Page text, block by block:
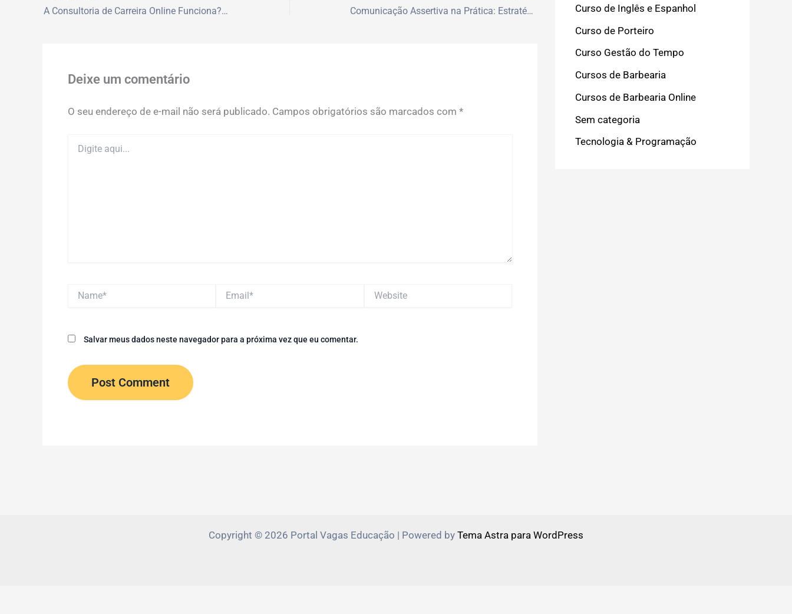
A Consultoria de Carreira Online Funciona? Dicas Essenciais para Alavancar sua Carreira em 2026 Comunicação Assertiva na Prática: Estratégias para Transformar Interações em 2026
Deixe um comentário
O seu endereço de e-mail não será publicado. Campos obrigatórios são marcados com *
aqui...
Salvar meus dados neste navegador para a próxima vez que eu comentar.
Curso de Inglês e Espanhol
Curso de Porteiro
Curso Gestão do Tempo
Cursos de Barbearia
Cursos de Barbearia Online
Sem categoria
Tecnologia & Programação
Copyright © 2026 Portal Vagas Educação | Powered by Tema Astra para WordPress